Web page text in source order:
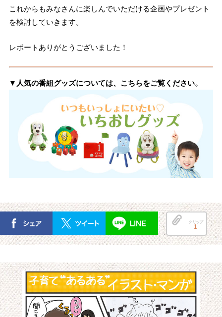
これからもみなさんに楽しんでいただける企画やプレゼント
を検討していきます。
レポートありがとうございました！
▼人気の番組グッズについては、こちらをご覧ください。
クリップ
1